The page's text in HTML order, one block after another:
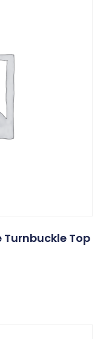
Turnbuckle Top